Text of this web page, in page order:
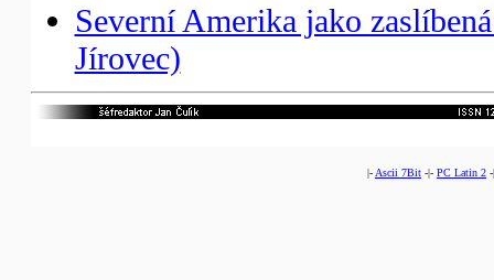
Severní Amerika jako
Jírovec)
|- Ascii 7Bit -|- PC Latin 2